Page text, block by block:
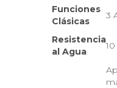
Funciones
Clásicas
3
Resistencia
al Agua